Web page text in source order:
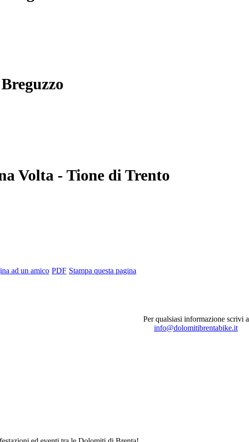
Volta - Tione di Trento
ad un amico PDF Stampa questa pagina
Per qualsiasi informazione scrivi a
info@dolomitibrentabike.it